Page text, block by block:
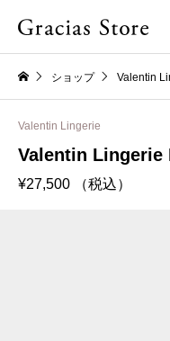
ショップ Valentin
Valentin Lingerie
Valentin Lingerie
¥27,500 （税込）